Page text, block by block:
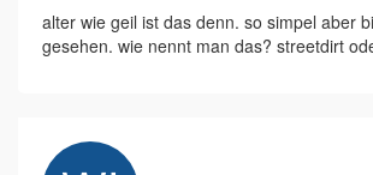
alter wie geil ist das denn. so simpel aber
gesehen. wie nennt man das? streetdirt